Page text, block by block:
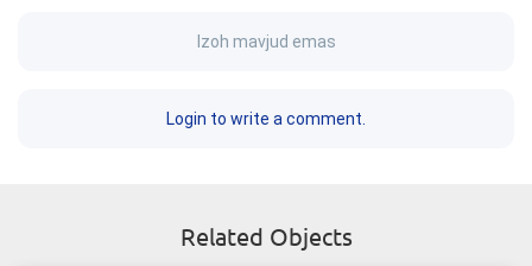
Izoh mavjud emas
Login to write a comment.
Related Objects